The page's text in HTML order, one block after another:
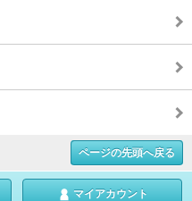
ページの先頭へ戻る
マイアカウント